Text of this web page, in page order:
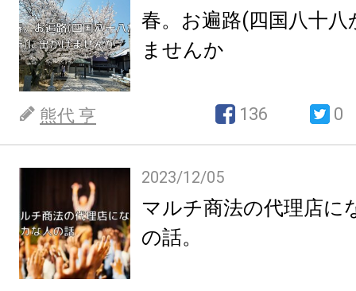
春。お遍路(四国八十
ませんか
熊代 亨 136 0
2023/12/05
マルチ商法の代理店に
の話。